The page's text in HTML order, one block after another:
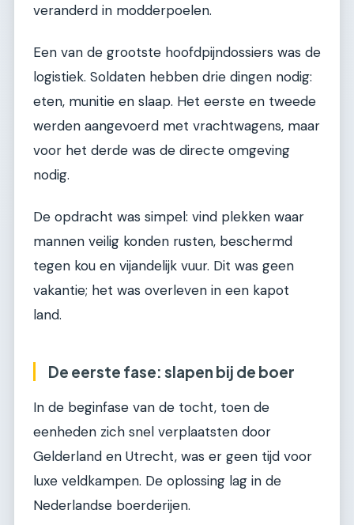
veranderd in modderpoelen.
Een van de grootste hoofdpijndossiers was de
logistiek. Soldaten hebben drie dingen nodig:
eten, munitie en slaap. Het eerste en tweede
werden aangevoerd met vrachtwagens, maar
voor het derde was de directe omgeving
nodig.
De opdracht was simpel: vind plekken waar
mannen veilig konden rusten, beschermd
tegen kou en vijandelijk vuur. Dit was geen
vakantie; het was overleven in een kapot
land.
De eerste fase: slapen bij de boer
In de beginfase van de tocht, toen de
eenheden zich snel verplaatsten door
Gelderland en Utrecht, was er geen tijd voor
luxe veldkampen. De oplossing lag in de
Nederlandse boerderijen.